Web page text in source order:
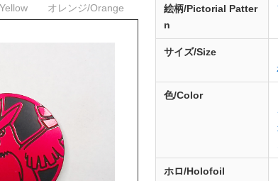
オレンジ/Orange
絵柄/Pictorial Patter
n
サイズ/Size
色/Color
ホロ/Holofoil